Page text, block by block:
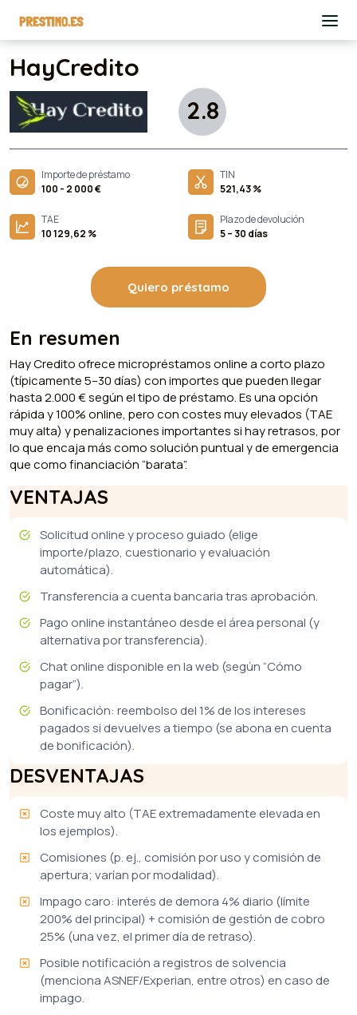
HayCredito
2.8
Importe de préstamo
100 - 2 000 €
TIN
521,43 %
TAE
10 129,62 %
Plazo de devolución
5 – 30 días
Quiero préstamo
En resumen
Hay Credito ofrece micropréstamos online a corto plazo
(típicamente 5–30 días) con importes que pueden llegar
hasta 2.000 € según el tipo de préstamo. Es una opción
rápida y 100% online, pero con costes muy elevados (TAE
muy alta) y penalizaciones importantes si hay retrasos, por
lo que encaja más como solución puntual y de emergencia
que como financiación “barata”.
VENTAJAS
Solicitud online y proceso guiado (elige
importe/plazo, cuestionario y evaluación
automática).
Transferencia a cuenta bancaria tras aprobación.
Pago online instantáneo desde el área personal (y
alternativa por transferencia).
Chat online disponible en la web (según “Cómo
pagar”).
Bonificación: reembolso del 1% de los intereses
pagados si devuelves a tiempo (se abona en cuenta
de bonificación).
DESVENTAJAS
Coste muy alto (TAE extremadamente elevada en
los ejemplos).
Comisiones (p. ej., comisión por uso y comisión de
apertura; varían por modalidad).
Impago caro: interés de demora 4% diario (límite
200% del principal) + comisión de gestión de cobro
25% (una vez, el primer día de retraso).
Posible notificación a registros de solvencia
(menciona ASNEF/Experian, entre otros) en caso de
impago.